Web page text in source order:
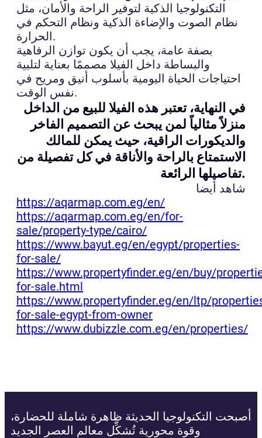
التكنولوجيا الذكية لتوفير الراحة والأمان، مثل
نظام الصوت والإضاءة الذكية ونظام التحكم في
الحرارة.
بصفة عامة، يجب أن يكون توازن الرفاهية
والبساطة داخل الفيلا مصممًا بعناية لتلبية
احتياجات الحياة اليومية بأسلوب أنيق ومريح في
نفس الوقت.
في النهاية، تعتبر هذه الفيلا للبيع من الداخل
منزلاً مثالياً لمن يبحث عن التصميم الفاخر
والديكورات الراقية، حيث يمكن للمالك
الاستمتاع بالراحة والأناقة في كل تفصيلة من
تفاصيلها الرائعة.
شاهد أيضا
https://aqarmap.com.eg/en/
https://aqarmap.com.eg/en/for-
sale/property-type/cairo/
https://www.bayut.eg/en/egypt/properties-
for-sale/
https://www.propertyfinder.eg/en/buy/
for-sale.html
https://www.propertyfinder.eg/en/ltp/
for-sale-egypt-from-owner
https://www.dubizzle.com.eg/en/properties/
أصبحت التكنولوجيا الحديثة ظاهرة شاملة للحضارة،
وقوة محورية تُشكِّل معالم العصر الجديد